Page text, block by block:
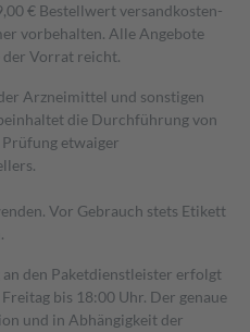
€ Bestell­wert versand­kosten­
vorbehalten. Alle Angebote
der Vorrat reicht.
Arzneimittel und sonstigen
die Durchführung von
etwaiger
Vor Gebrauch stets Etikett
den Paketdienstleister erfolgt
bis 18:00 Uhr. Der genaue
und in Abhängigkeit der